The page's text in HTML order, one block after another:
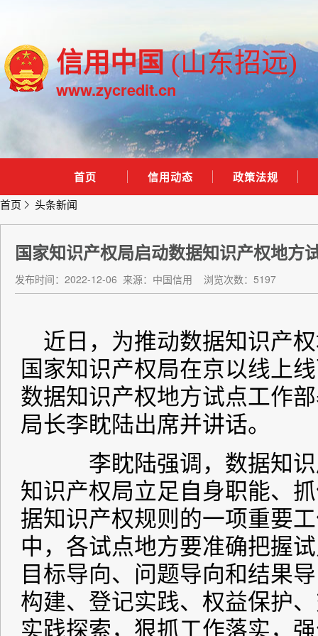
信用中国(山东招远)
www.zycredit.cn
首页 信用动态 政策法规
首页 头条新闻
国家知识产权局启动数据知识产权地方
发布时间：2022-12-06 来源：中国信用 浏览次数：5197